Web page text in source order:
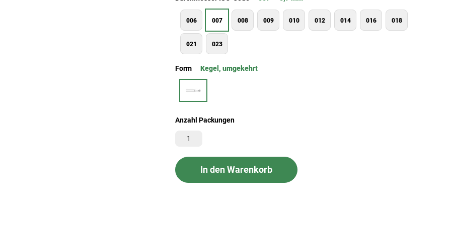
006 007 008 009 010 012 014 016 018
021 023
Form Kegel, umgekehrt
Anzahl Packungen
In den Warenkorb